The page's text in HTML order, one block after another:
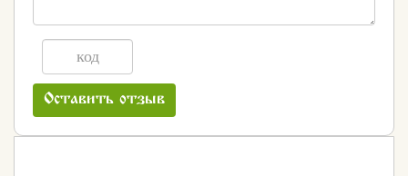
Оставить отзыв